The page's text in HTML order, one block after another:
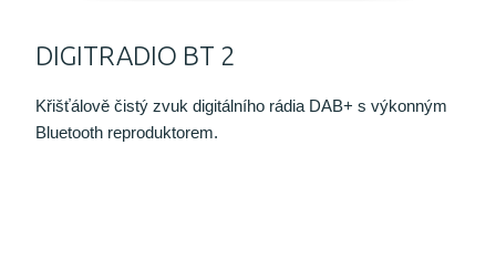
DIGITRADIO BT 2
Křišťálově čistý zvuk digitálního rádia DAB+ s výkonným
Bluetooth reproduktorem.